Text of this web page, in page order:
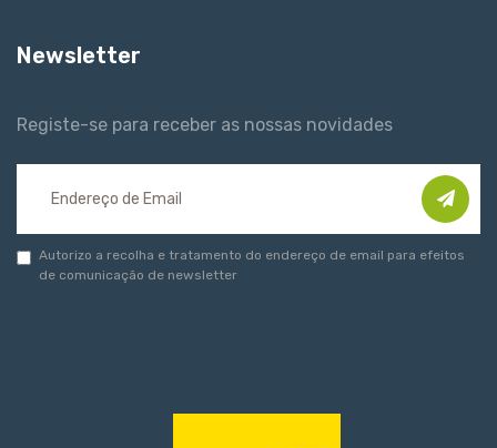
Newsletter
Registe-se para receber as nossas novidades
Autorizo a recolha e tratamento do endereço de email para efeitos
de comunicação de newsletter